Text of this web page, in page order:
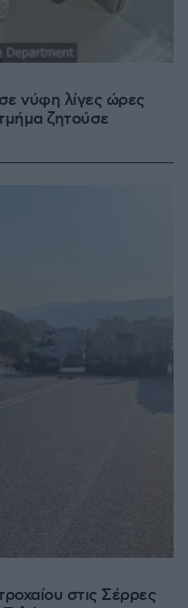
νύφη λίγες ώρες
ζητούσε
στις Σέρρες